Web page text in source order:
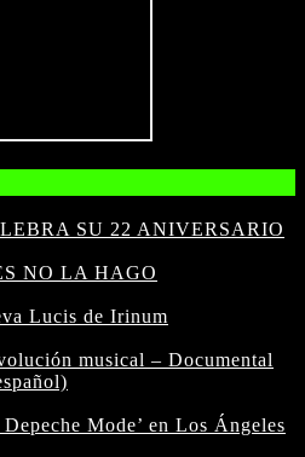
SU 22 ANIVERSARIO
NO LA HAGO
Lucis de Irinum
musical – Documental
Mode’ en Los Ángeles